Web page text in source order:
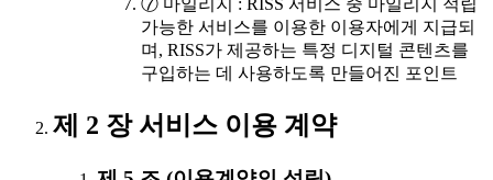
⑦ 마일리지 : RISS 서비스 중 마일리지 적립
가능한 서비스를 이용한 이용자에게 지급되
며, RISS가 제공하는 특정 디지털 콘텐츠를
구입하는 데 사용하도록 만들어진 포인트
제 2 장 서비스 이용 계약